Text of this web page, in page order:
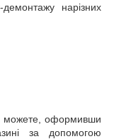
нарізних
можете, оформивши
за допомогою